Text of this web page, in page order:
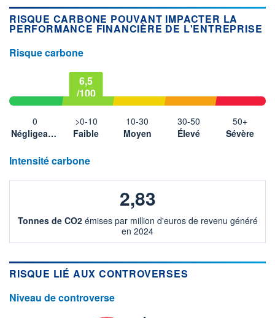
RISQUE CARBONE POUVANT IMPACTER LA
PERFORMANCE FINANCIÈRE DE L'ENTREPRISE
Risque carbone
0
Négligeable
6,5
/100
>0-10
Faible
10-30
Moyen
30-50
Élevé
50+
Sévère
Intensité carbone
2,83
Tonnes de CO2émises par million d'euros de revenu généré
en 2024
RISQUE LIÉ AUX CONTROVERSES
Niveau de controverse